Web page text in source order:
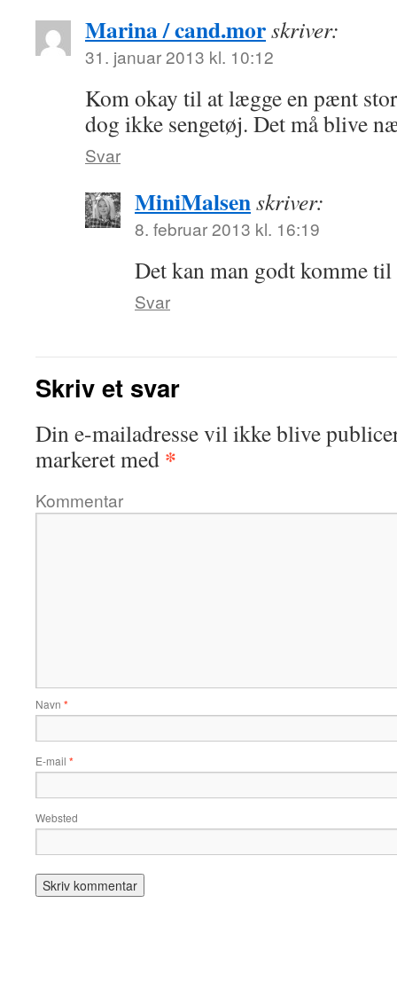
Marina / cand.morskriver:
31. januar 2013 kl. 10:12
Kom okay til at lægge en pænt
dog ikke sengetøj. Det må blive
Svar
MiniMalsenskriver:
8. februar 2013 kl. 16:19
Det kan man godt komme
Svar
Skriv et svar
Din e-mailadresse vil ikke blive
markeret med *
Kommentar
Navn *
E-mail *
Websted